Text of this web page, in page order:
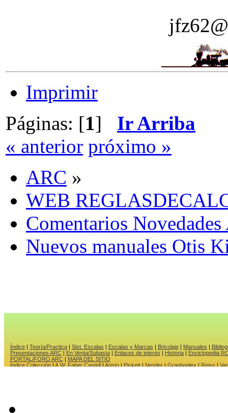
Imprimir
Páginas: [1] Ir Arriba
« anterior próximo »
ARC »
WEB
Comentarios
Nuevos manuales Otis